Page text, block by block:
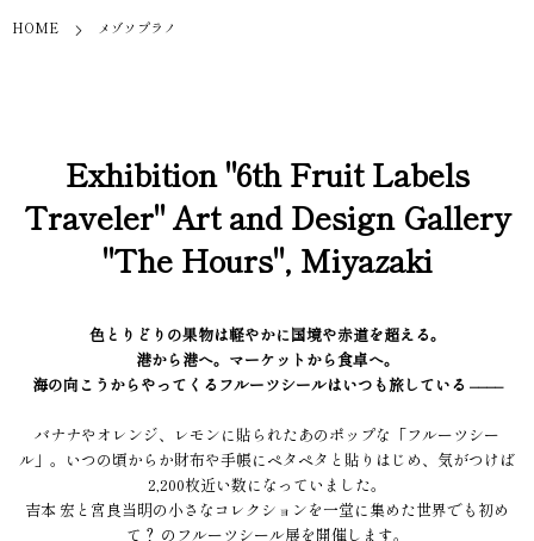
HOME メゾソプラノ
Exhibition "6th Fruit Labels
Traveler" Art and Design Gallery
"The Hours", Miyazaki
色とりどりの果物は軽やかに国境や赤道を超える。
港から港へ。マーケットから食卓へ。
海の向こうからやってくるフルーツシールはいつも旅している ––––
バナナやオレンジ、レモンに貼られたあのポップな「フルーツシー
ル」。いつの頃からか財布や手帳にペタペタと貼りはじめ、気がつけば
2,200枚近い数になっていました。
吉本 宏と宮良当明の小さなコレクションを一堂に集めた世界でも初め
て？ のフルーツシール展を開催します。